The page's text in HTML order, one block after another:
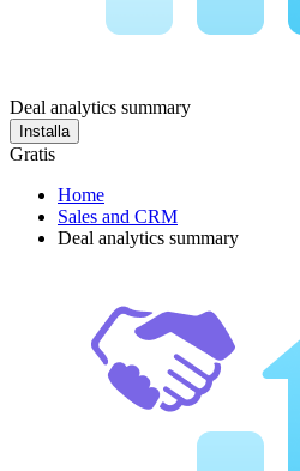
Deal analytics summary
Installa
Gratis
Home
Sales and CRM
Deal analytics summary